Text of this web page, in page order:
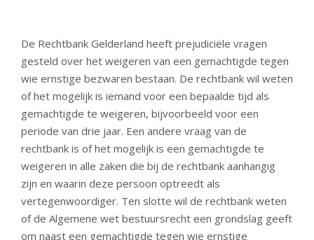
De Rechtbank Gelderland heeft prejudiciële vragen
gesteld over het weigeren van een gemachtigde tegen
wie ernstige bezwaren bestaan. De rechtbank wil weten
of het mogelijk is iemand voor een bepaalde tijd als
gemachtigde te weigeren, bijvoorbeeld voor een
periode van drie jaar. Een andere vraag van de
rechtbank is of het mogelijk is een gemachtigde te
weigeren in alle zaken die bij de rechtbank aanhangig
zijn en waarin deze persoon optreedt als
vertegenwoordiger. Ten slotte wil de rechtbank weten
of de Algemene wet bestuursrecht een grondslag geeft
om naast een gemachtigde tegen wie ernstige